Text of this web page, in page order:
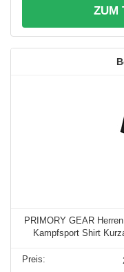
ZUM
PRIMORY GEAR
Kampfsport Shirt